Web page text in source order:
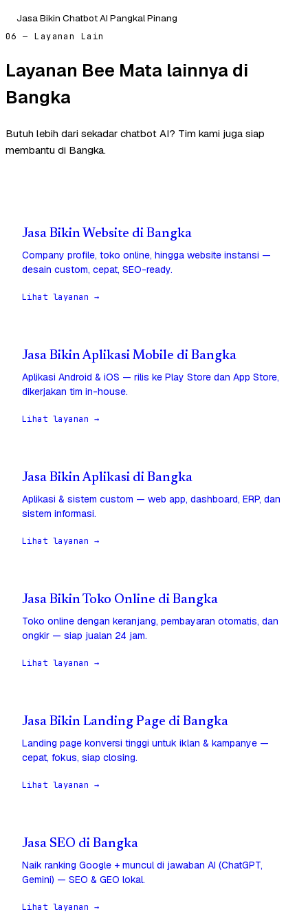
Jasa Bikin Chatbot AI Pangkal Pinang
06 — Layanan Lain
Layanan Bee Mata lainnya di
Bangka
Butuh lebih dari sekadar chatbot AI? Tim kami juga siap
membantu di Bangka.
Jasa Bikin Website di Bangka
Company profile, toko online, hingga website instansi —
desain custom, cepat, SEO-ready.
Lihat layanan →
Jasa Bikin Aplikasi Mobile di Bangka
Aplikasi Android & iOS — rilis ke Play Store dan App Store,
dikerjakan tim in-house.
Lihat layanan →
Jasa Bikin Aplikasi di Bangka
Aplikasi & sistem custom — web app, dashboard, ERP, dan
sistem informasi.
Lihat layanan →
Jasa Bikin Toko Online di Bangka
Toko online dengan keranjang, pembayaran otomatis, dan
ongkir — siap jualan 24 jam.
Lihat layanan →
Jasa Bikin Landing Page di Bangka
Landing page konversi tinggi untuk iklan & kampanye —
cepat, fokus, siap closing.
Lihat layanan →
Jasa SEO di Bangka
Naik ranking Google + muncul di jawaban AI (ChatGPT,
Gemini) — SEO & GEO lokal.
Lihat layanan →